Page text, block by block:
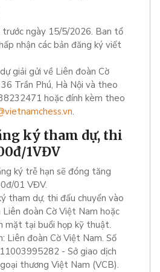
trước ngày 15/5/2026. Ban tổ
nhận các bản đăng ký viết
giải gửi về Liên đoàn Cờ
Trần Phú, Hà Nội và theo
hoặc đính kèm theo
.
ký tham dự, thi
1VĐV
ký trễ hạn sẽ đóng tăng
01 VĐV.
tham dự, thi đấu chuyển vào
Liên đoàn Cờ Việt Nam hoặc
mặt tại buổi họp kỹ thuật.
Liên đoàn Cờ Việt Nam. Số
- Sở giao dịch
thương Việt Nam (VCB).